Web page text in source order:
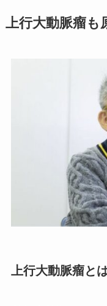
上行大動脈瘤も
上行大動脈瘤と